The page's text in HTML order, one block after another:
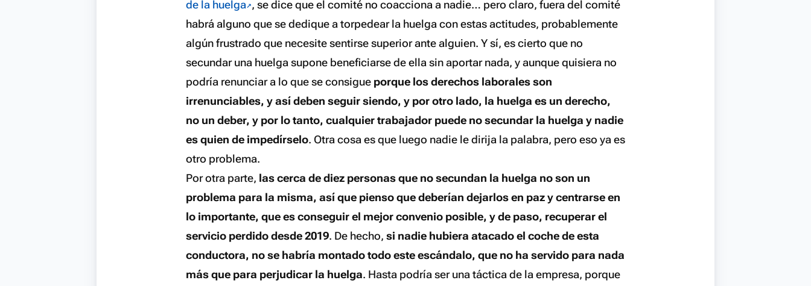
de la huelga , se dice que el comité no coacciona a nadie… pero claro, fuera del comité
habrá alguno que se dedique a torpedear la huelga con estas actitudes, probablemente
algún frustrado que necesite sentirse superior ante alguien. Y sí, es cierto que no
secundar una huelga supone beneficiarse de ella sin aportar nada, y aunque quisiera no
podría renunciar a lo que se consigue porque los derechos laborales son
irrenunciables, y así deben seguir siendo, y por otro lado, la huelga es un derecho,
no un deber, y por lo tanto, cualquier trabajador puede no secundar la huelga y nadie
es quien de impedírselo. Otra cosa es que luego nadie le dirija la palabra, pero eso ya es
otro problema.
Por otra parte, las cerca de diez personas que no secundan la huelga no son un
problema para la misma, así que pienso que deberían dejarlos en paz y centrarse en
lo importante, que es conseguir el mejor convenio posible, y de paso, recuperar el
servicio perdido desde 2019. De hecho, si nadie hubiera atacado el coche de esta
conductora, no se habría montado todo este escándalo, que no ha servido para nada
más que para perjudicar la huelga. Hasta podría ser una táctica de la empresa, porque